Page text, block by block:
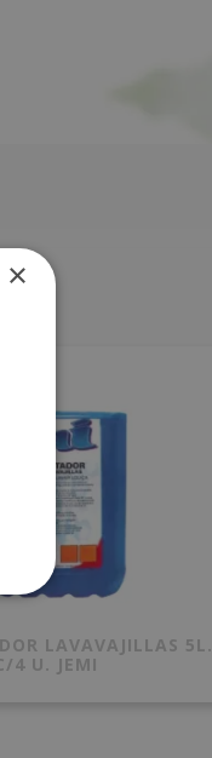
LAVAVAJILLAS 5L.
4 U. JEMI
×